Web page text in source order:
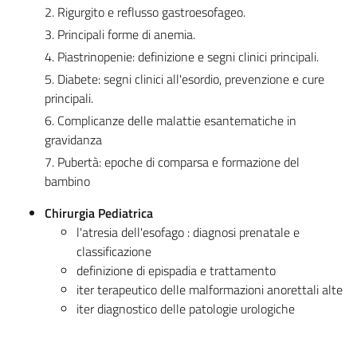
2. Rigurgito e reflusso gastroesofageo.
3. Principali forme di anemia.
4. Piastrinopenie: definizione e segni clinici principali.
5. Diabete: segni clinici all'esordio, prevenzione e cure
principali.
6. Complicanze delle malattie esantematiche in
gravidanza
7. Pubertà: epoche di comparsa e formazione del
bambino
Chirurgia Pediatrica
l'atresia dell'esofago : diagnosi prenatale e
classificazione
definizione di epispadia e trattamento
iter terapeutico delle malformazioni anorettali alte
iter diagnostico delle patologie urologiche